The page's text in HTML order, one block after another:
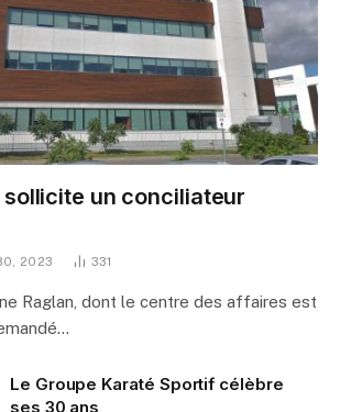
sollicite un conciliateur
2023 331
Raglan, dont le centre des affaires est
Le Groupe Karaté Sportif célèbre
ses 30 ans